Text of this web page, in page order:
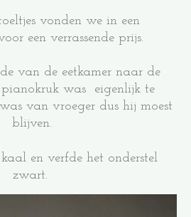
vonden we in een
een verrassende prijs.
van de eetkamer naar de
was eigenlijk te
van vroeger dus hij moest
blijven.
en verfde het onderstel
zwart.